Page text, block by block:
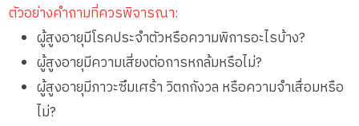
ตัวอย่างคำถามที่ควรพิจารณา:
ผู้สูงอายุมีโรคประจำตัวหรือความพิการอะไรบ้าง?
ผู้สูงอายุมีความเสี่ยงต่อการหกล้มหรือไม่?
ผู้สูงอายุมีภาวะซึมเศร้า วิตกกังวล หรือความจำเสื่อมหรือ
ไม่?